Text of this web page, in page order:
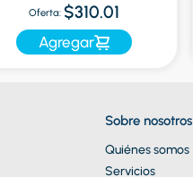
Oferta: $310.01
Agregar
Sobre nosotros
Quiénes somos
Servicios